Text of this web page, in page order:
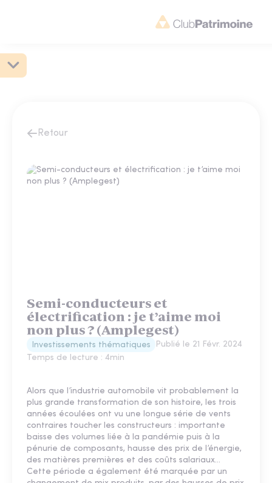
Retour
Semi-conducteurs et
électrification : je t’aime moi
non plus ? (Amplegest)
Investissements thématiques Publié le 21 Févr. 2024
Temps de lecture : 4min
Alors que l’industrie automobile vit probablement la
plus grande transformation de son histoire, les trois
années écoulées ont vu une longue série de vents
contraires toucher les constructeurs : importante
baisse des volumes liée à la pandémie puis à la
pénurie de composants, hausse des prix de l’énergie,
des matières premières et des coûts salariaux…
Cette période a également été marquée par un